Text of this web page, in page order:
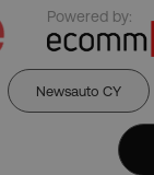
Powered by:
Newsauto CY